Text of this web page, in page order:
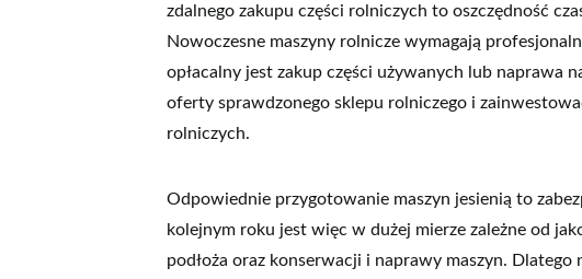
zdalnego zakupu części rolniczych to oszczędność
Nowoczesne maszyny rolnicze wymagają
opłacalny jest zakup części używanych lub naprawa
oferty sprawdzonego sklepu rolniczego i
rolniczych.
Odpowiednie przygotowanie maszyn jesienią to
kolejnym roku jest więc w dużej mierze zależne od
podłoża oraz konserwacji i naprawy maszyn.